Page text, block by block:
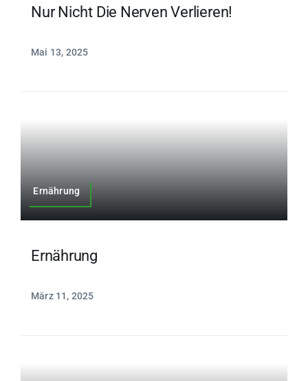
Nur Nicht Die Nerven Verlieren!
Mai 13, 2025
Ernährung
Ernährung
März 11, 2025